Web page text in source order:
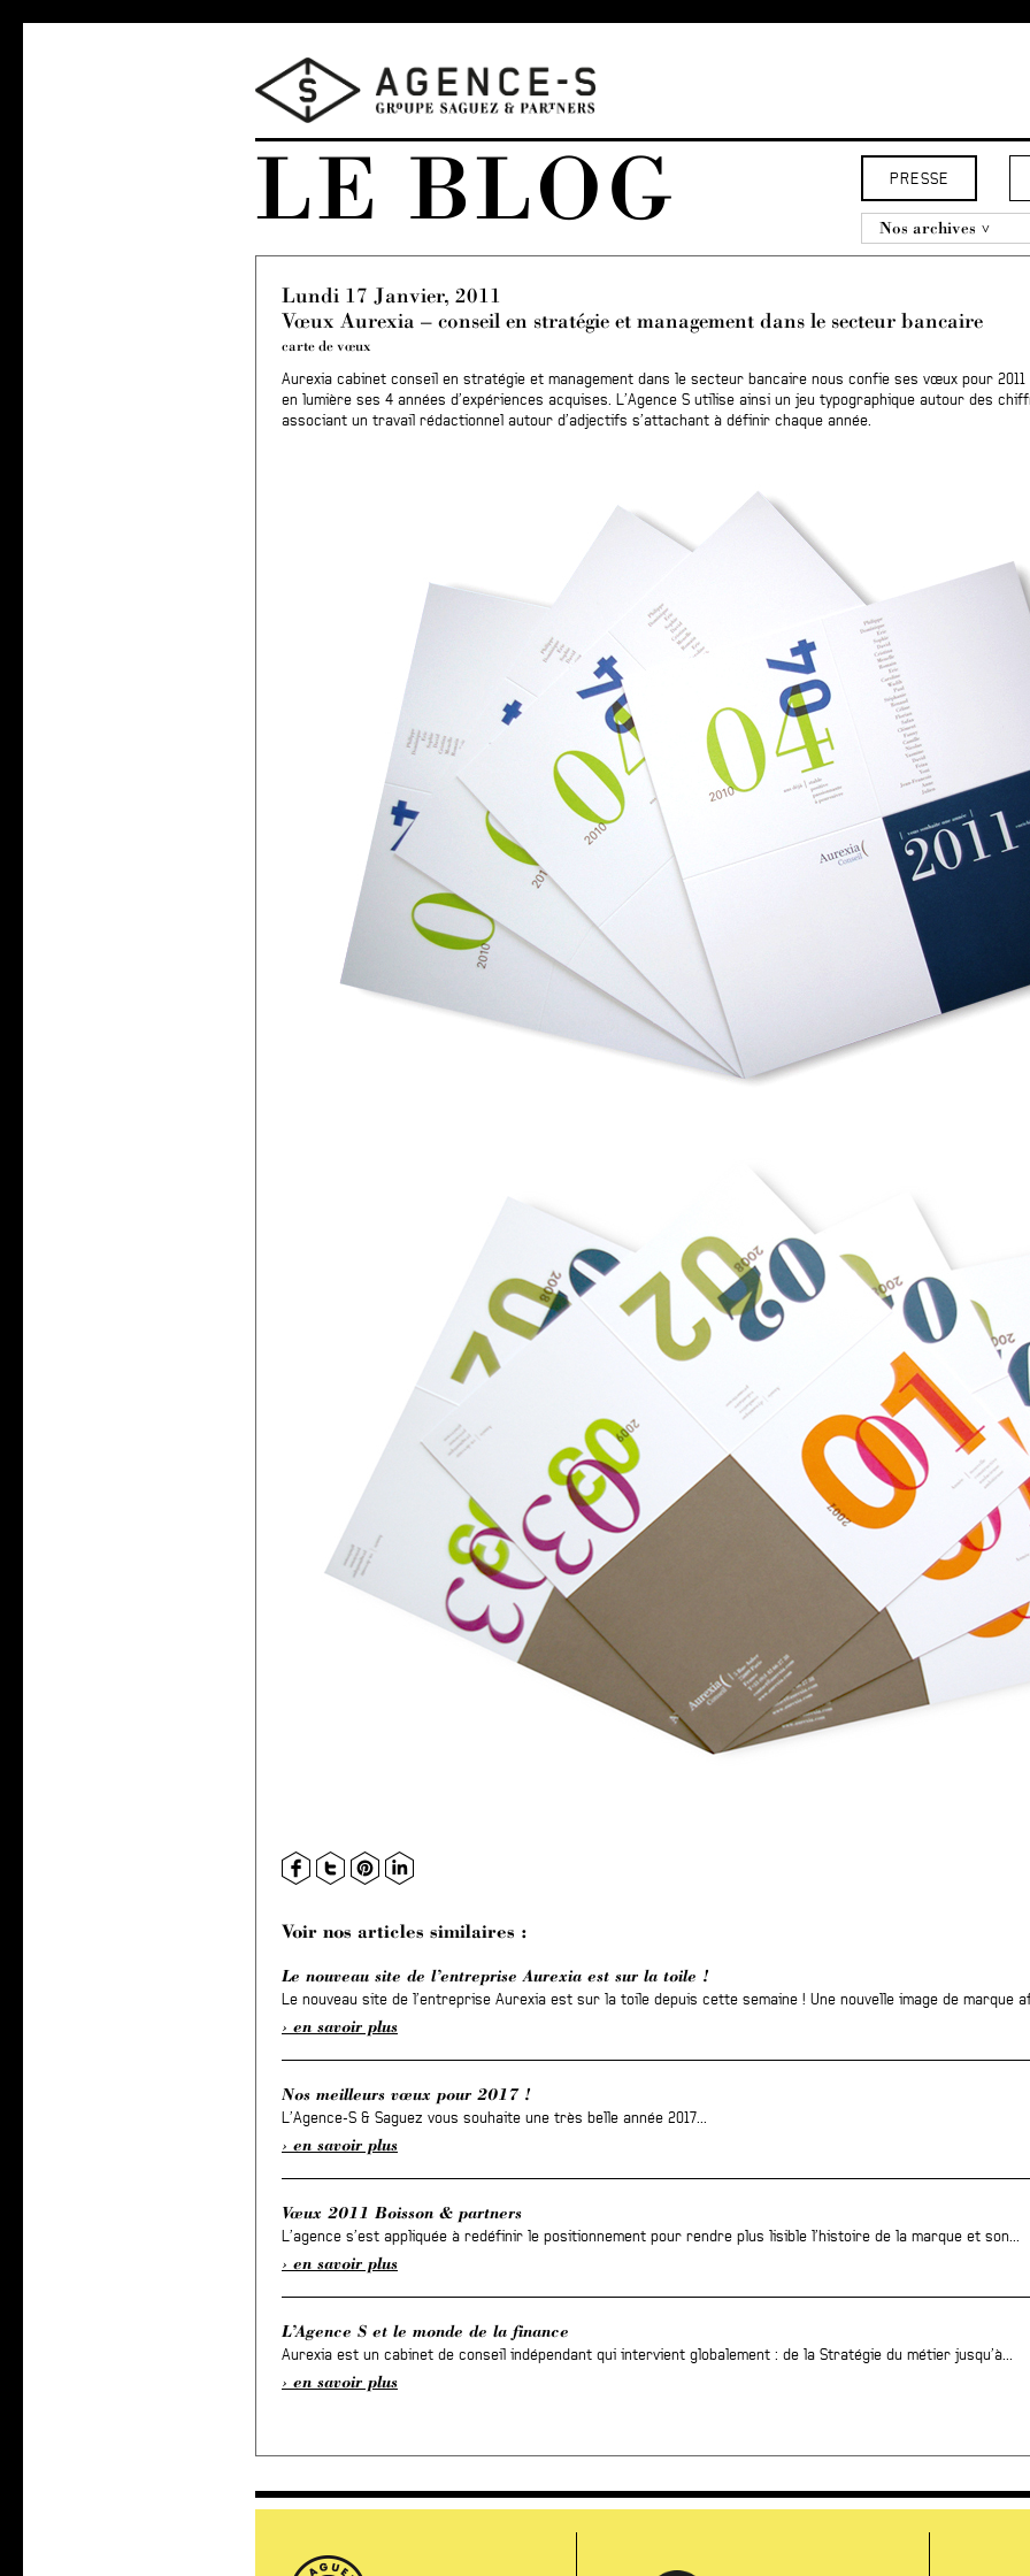
LE BLOG PRESSE
Nos archives
Lundi 17 Janvier, 2011
Vœux Aurexia – conseil en stratégie et management dans le secteur bancaire
carte de vœux
Aurexia cabinet conseil en stratégie et management dans le secteur bancaire nous confie ses vœux pour
en lumière ses 4 années d’expériences acquises. L’Agence S utilise ainsi un jeu typographique autour des
associant un travail rédactionnel autour d’adjectifs s’attachant à définir chaque année.
Voir nos articles similaires :
Le nouveau site de l’entreprise Aurexia est sur la toile !
Le nouveau site de l’entreprise Aurexia est sur la toile depuis cette semaine ! Une nouvelle image de marque
en savoir plus
Nos meilleurs vœux pour 2017 !
L’Agence-S & Saguez vous souhaite une très belle année 2017...
en savoir plus
Vœux 2011 Boisson & partners
L’agence s’est appliquée à redéfinir le positionnement pour rendre plus lisible l’histoire de la marque et son...
en savoir plus
L’Agence S et le monde de la finance
Aurexia est un cabinet de conseil indépendant qui intervient globalement : de la Stratégie du métier jusqu’à...
en savoir plus